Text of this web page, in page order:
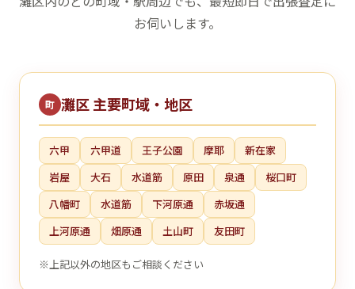
お伺いします。
町 灘区 主要町域・地区
六甲 六甲道 王子公園 摩耶
新在家
岩屋
大石 水道筋 原田 泉通
桜口町
八幡町
水道筋 下河原通
赤坂通
上河原通
畑原通 土山町 友田町
※上記以外の地区もご相談ください